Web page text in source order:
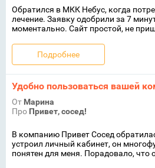
Обратился в МКК Небус, когда
лечение. Заявку одобрили за 7
моментально. Сайт простой, не
Подробнее
Удобно пользоваться вашей
От Марина
Про Привет, сосед!
В компанию Привет Сосед
устроил личный кабинет, он
понятен для меня. Порадовало, что